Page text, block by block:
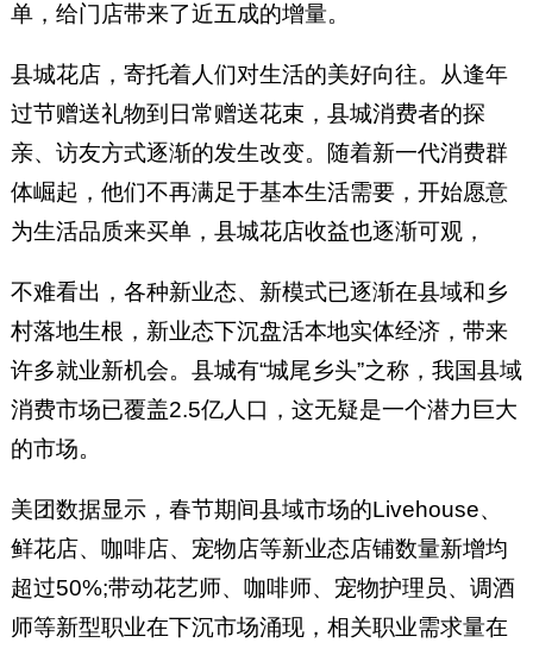
单，给门店带来了近五成的增量。
县城花店，寄托着人们对生活的美好向往。从逢年
过节赠送礼物到日常赠送花束，县城消费者的探
亲、访友方式逐渐的发生改变。随着新一代消费群
体崛起，他们不再满足于基本生活需要，开始愿意
为生活品质来买单，县城花店收益也逐渐可观，
不难看出，各种新业态、新模式已逐渐在县域和乡
村落地生根，新业态下沉盘活本地实体经济，带来
许多就业新机会。县城有“城尾乡头”之称，我国县域
消费市场已覆盖2.5亿人口，这无疑是一个潜力巨大
的市场。
美团数据显示，春节期间县域市场的Livehouse、
鲜花店、咖啡店、宠物店等新业态店铺数量新增均
超过50%;带动花艺师、咖啡师、宠物护理员、调酒
师等新型职业在下沉市场涌现，相关职业需求量在